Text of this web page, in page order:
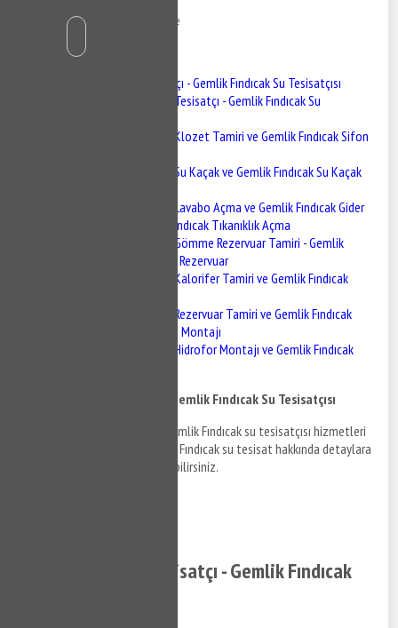
15 Kasım 2020 535 Görüntüleme
İçindekiler
Gemlik Fındıcak Tesisatçı - Gemlik Fındıcak Su Tesisatçısı
Gemlik Fındıcak Tesisatçı - Gemlik Fındıcak Su
Gemlik Fındıcak Klozet Tamiri ve Gemlik Fındıcak Sifon
Gemlik Fındıcak Su Kaçak ve Gemlik Fındıcak Su Kaçak
Gemlik Fındıcak Lavabo Açma ve Gemlik Fındıcak Gider
Açma - Gemlik Fındıcak Tıkanıklık Açma
Gemlik Fındıcak Gömme Rezervuar Tamiri - Gemlik
Fındıcak Gömme Rezervuar
Gemlik Fındıcak Kalorifer Tamiri ve Gemlik Fındıcak
Gemlik Fındıcak Rezervuar Tamiri ve Gemlik Fındıcak
BUğur Mumcurya Montajı
Gemlik Fındıcak Hidrofor Montajı ve Gemlik Fındıcak
Gemlik Fındıcak Tesisatçı - Gemlik Fındıcak Su Tesisatçısı
Gemlik Fındıcak tesisatçı ve Gemlik Fındıcak su tesisatçısı hizmetleri
hakkında bilgi almak ve Gemlik Fındıcak su tesisat hakkında detaylara
erişim sağlamak için bizi arayabilirsiniz.
Gemlik Fındıcak Tesisatçı - Gemlik Fındıcak